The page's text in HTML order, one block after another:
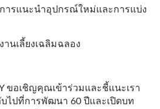
การแนะนำอุปกรณ์ใหม่และการแบ่ง
านเลี้ยงเฉลิมฉลอง
ขอเชิญคุณเข้าร่วมและชี้แนะเรา
ไปที่การพัฒนา 60 ปีและเปิดบท